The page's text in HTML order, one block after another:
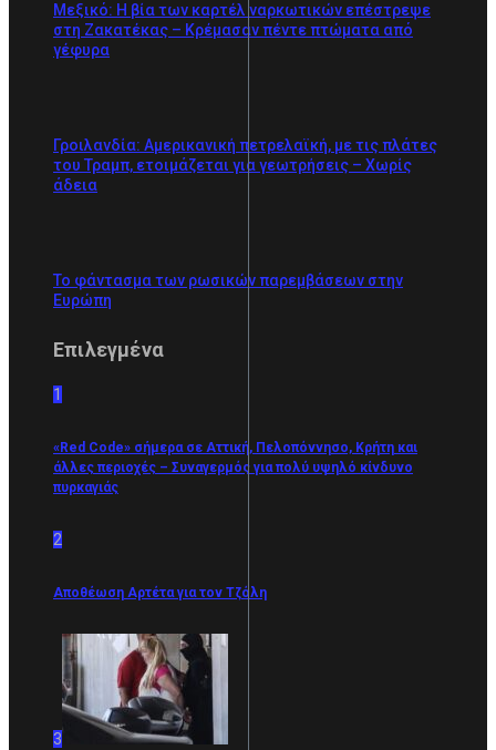
Μεξικό: Η βία των καρτέλ ναρκωτικών επέστρεψε
στη Zακατέκας – Κρέμασαν πέντε πτώματα από
γέφυρα
Γροιλανδία: Αμερικανική πετρελαϊκή, με τις πλάτες
του Τραμπ, ετοιμάζεται για γεωτρήσεις – Χωρίς
άδεια
Το φάντασμα των ρωσικών παρεμβάσεων στην
Ευρώπη
Επιλεγμένα
1
«Red Code» σήμερα σε Αττική, Πελοπόννησο, Κρήτη και
άλλες περιοχές – Συναγερμός για πολύ υψηλό κίνδυνο
πυρκαγιάς
2
Αποθέωση Αρτέτα για τον Τζόλη
3